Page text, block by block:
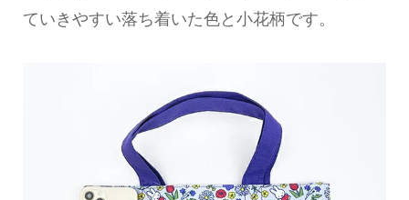
ていきやすい落ち着いた色と小花柄です。